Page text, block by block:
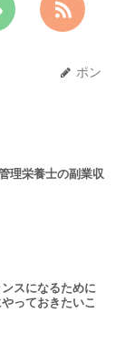
ポン
理栄養士の副業収
スになるために
っておきたいこ